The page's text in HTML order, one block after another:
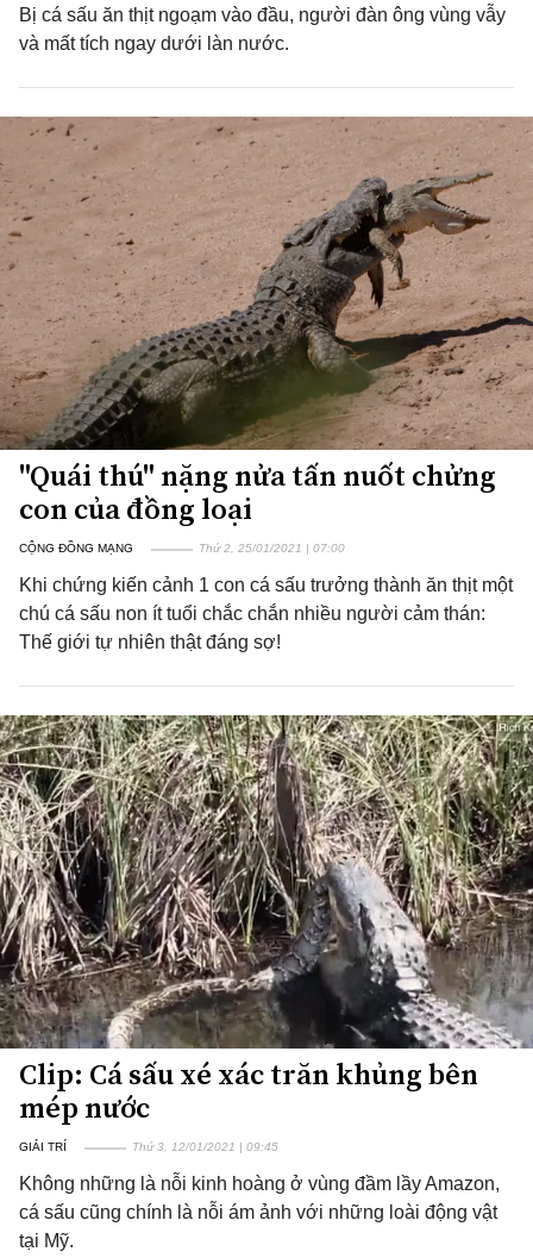
Bị cá sấu ăn thịt ngoạm vào đầu, người đàn ông vùng vẫy
và mất tích ngay dưới làn nước.
"Quái thú" nặng nửa tấn nuốt chửng
con của đồng loại
CỘNG ĐỒNG MẠNG Thứ 2, 25/01/2021 | 07:00
Khi chứng kiến cảnh 1 con cá sấu trưởng thành ăn thịt một
chú cá sấu non ít tuổi chắc chắn nhiều người cảm thán:
Thế giới tự nhiên thật đáng sợ!
Clip: Cá sấu xé xác trăn khủng bên
mép nước
GIẢI TRÍ Thứ 3, 12/01/2021 | 09:45
Không những là nỗi kinh hoàng ở vùng đầm lầy Amazon,
cá sấu cũng chính là nỗi ám ảnh với những loài động vật
tại Mỹ.